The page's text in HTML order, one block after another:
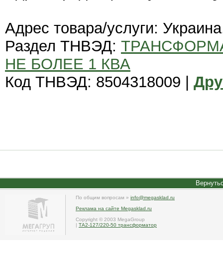
Адрес товара/услуги:
Раздел ТНВЭД:
НЕ БОЛЕЕ 1 КВА
Код ТНВЭД: 8504318009 |
По общим вопросам » info@megasklad.ru
Реклама на сайте Megasklad.ru
Copyright © 2003 MegaGroup
| ТА2-127/220-50 трансформатор